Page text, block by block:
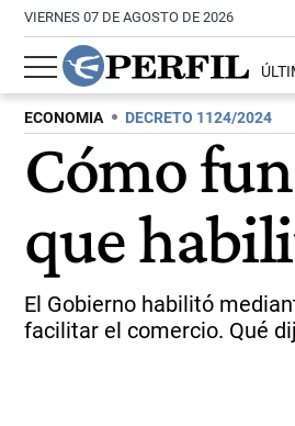
VIERNES 07 DE AGOSTO DE 2026
ECONOMIA DECRETO 1124/2024
Cómo
que
El Gobierno habilitó
facilitar el comercio. Qué